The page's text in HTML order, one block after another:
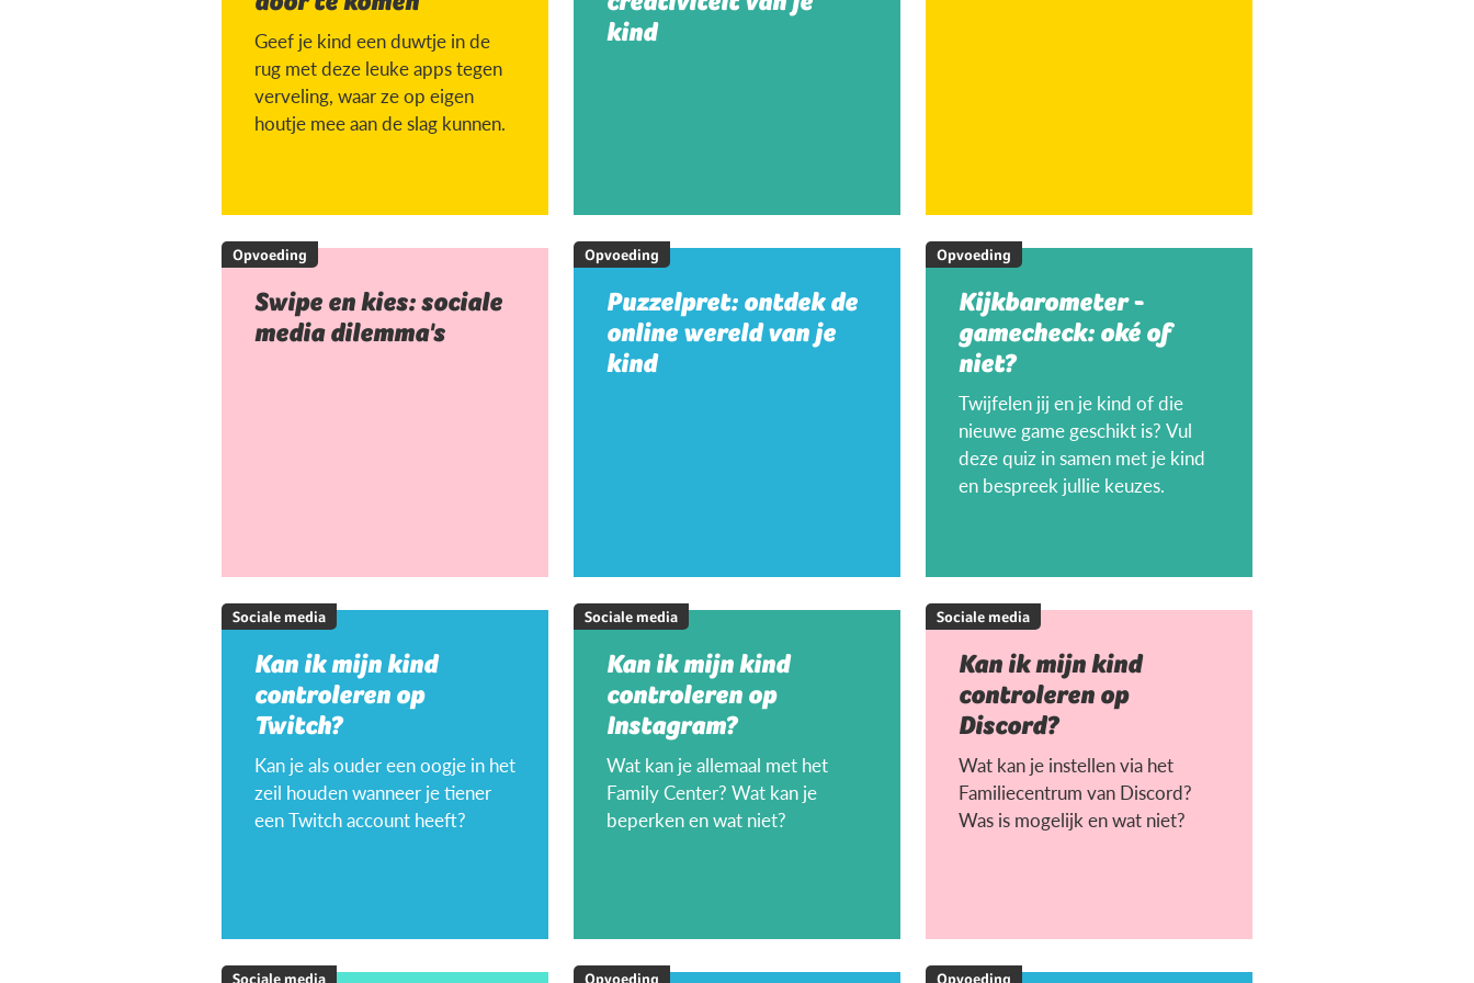
Geef je kind een duwtje in de
rug met deze leuke apps tegen
verveling, waar ze op eigen
houtje mee aan de slag kunnen.
kind
Opvoeding
Swipe en kies: sociale
media dilemma's
Opvoeding
Puzzelpret: ontdek de
online wereld van je
kind
Opvoeding
Kijkbarometer -
gamecheck: oké of
niet?
Twijfelen jij en je kind of die
nieuwe game geschikt is? Vul
deze quiz in samen met je kind
en bespreek jullie keuzes.
Sociale media
Kan ik mijn kind
controleren op
Twitch?
Kan je als ouder een oogje in het
zeil houden wanneer je tiener
een Twitch account heeft?
Sociale media
Kan ik mijn kind
controleren op
Instagram?
Wat kan je allemaal met het
Family Center? Wat kan je
beperken en wat niet?
Sociale media
Kan ik mijn kind
controleren op
Discord?
Wat kan je instellen via het
Familiecentrum van Discord?
Was is mogelijk en wat niet?
Sociale media Opvoeding Opvoeding